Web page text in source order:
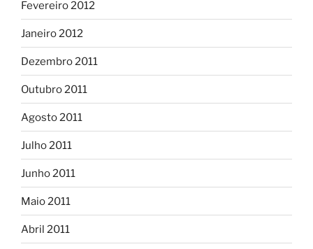
Fevereiro 2012
Janeiro 2012
Dezembro 2011
Outubro 2011
Agosto 2011
Julho 2011
Junho 2011
Maio 2011
Abril 2011